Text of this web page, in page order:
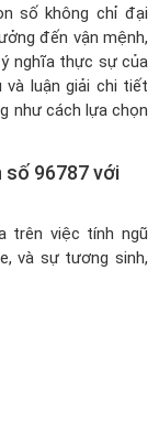
số không chỉ đại
đến vận mệnh,
nghĩa thực sự của
và luận giải chi tiết
như cách lựa chọn
số 96787 với
trên việc tính ngũ
và sự tương sinh,